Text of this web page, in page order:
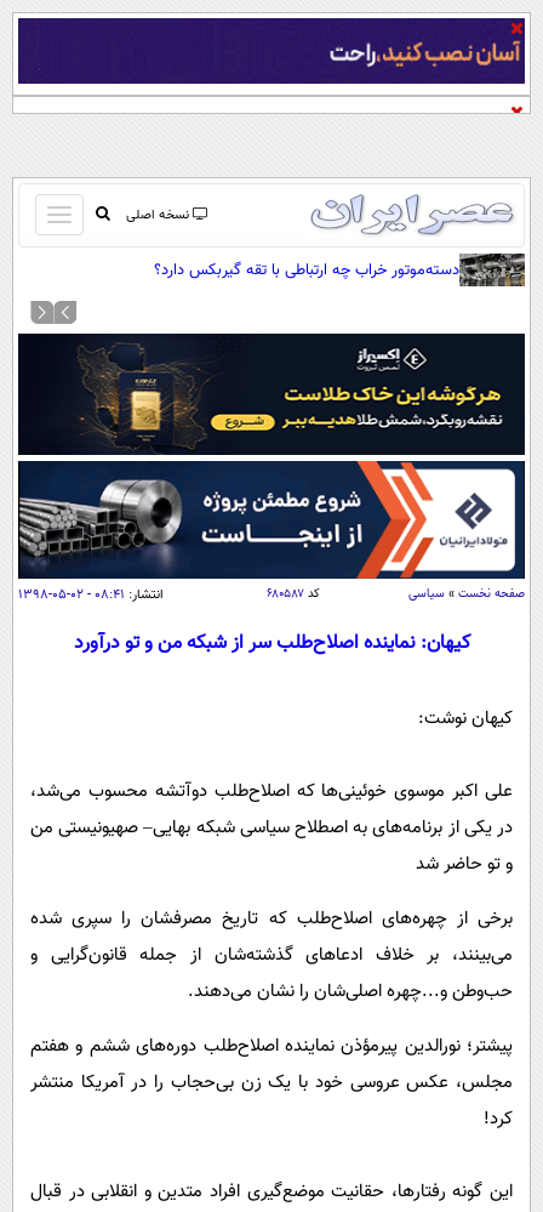
نسخه اصلی
باز
و
کردن
صفحه اول
آرشیو
نظرسنجی
آب و هوا
اوقات شرعی
سواد زندگی
اقتصاد
جامعه
علم و دانش
فناوری و It
اخبار کریپتو
قرآن
سرگرمی
فیلم
اقتصاد
سیاست
سرگرمی
گوناگون
عصر ایران 2
خواندنی ها و دیدنی ها
داستان کوتاه
پیامک
آشپزی
آموزش زبان
دسته‌موتور خراب چه ارتباطی با تقه گیربکس دارد؟
صفحه نخست » سیاسی کد۶۸۰۵۸۷ انتشار: ۰۸:۴۱ - ۰۲-۰۵-۱۳۹۸
کیهان: نماینده اصلاح‌طلب سر از شبکه من و تو درآورد
کیهان نوشت:
علی اکبر موسوی خوئینی‌ها که اصلاح‌طلب دوآتشه محسوب می‌شد،
در یکی از برنامه‌های به اصطلاح سیاسی شبکه بهایی– صهیونیستی من
و تو حاضر شد
برخی از چهره‌های اصلاح‌طلب که تاریخ مصرفشان را سپری شده
می‌بینند، بر خلاف ادعاهای گذشته‌شان از جمله قانون‌گرایی و
حب‌وطن و...چهره اصلی‌شان را نشان می‌دهند.
پیشتر؛ نورالدین پیرمؤذن نماینده اصلاح‌طلب دوره‌های ششم و هفتم
مجلس، عکس عروسی خود با یک زن بی‌حجاب را در آمریکا منتشر
کرد!
این گونه رفتارها، حقانیت موضع‌گیری افراد متدین و انقلابی در قبال